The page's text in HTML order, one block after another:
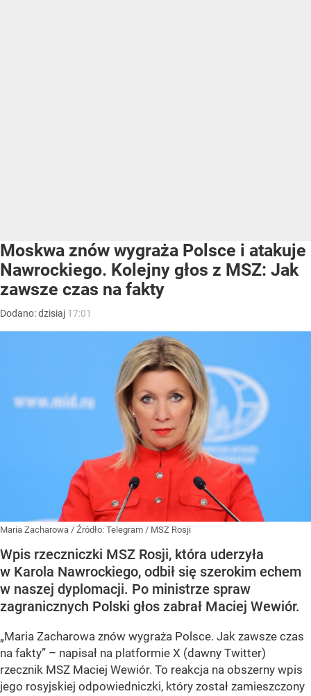
Moskwa znów wygraża Polsce i atakuje
Nawrockiego. Kolejny głos z MSZ: Jak
zawsze czas na fakty
Dodano:dzisiaj 17:01
Maria Zacharowa / Źródło: Telegram / MSZ Rosji
Wpis rzeczniczki MSZ Rosji, która uderzyła
w Karola Nawrockiego, odbił się szerokim echem
w naszej dyplomacji. Po ministrze spraw
zagranicznych Polski głos zabrał Maciej Wewiór.
„Maria Zacharowa znów wygraża Polsce. Jak zawsze czas
na fakty” – napisał na platformie X (dawny Twitter)
rzecznik MSZ Maciej Wewiór. To reakcja na obszerny wpis
jego rosyjskiej odpowiedniczki, który został zamieszczony